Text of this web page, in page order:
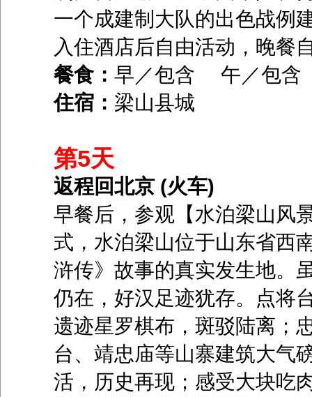
一个成建制大队的出色战例
入住酒店后自由活动，晚餐
餐食： 早／包含 午／包
住宿： 梁山县城
第5天
返程回北京 (火车)
早餐后，参观【水泊梁山风
式，水泊梁山位于山东省西
浒传》故事的真实发生地。
仍在，好汉足迹犹存。点将
遗迹星罗棋布，斑驳陆离；
台、靖忠庙等山寨建筑大气
活，历史再现；感受大块吃